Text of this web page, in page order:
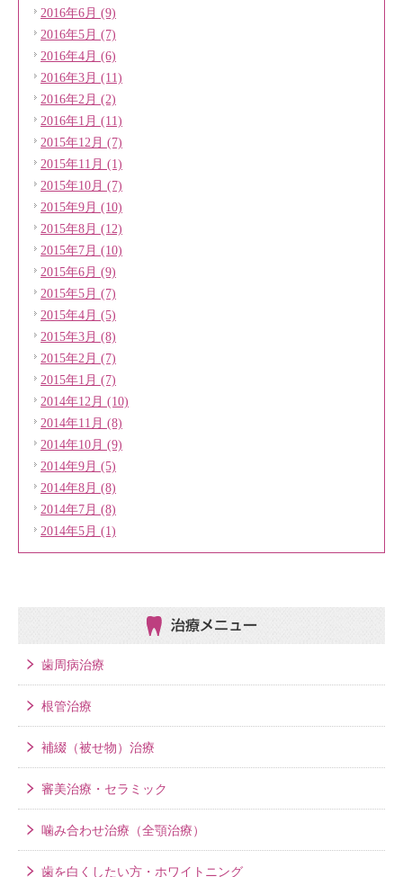
2016年6月 (9)
2016年5月 (7)
2016年4月 (6)
2016年3月 (11)
2016年2月 (2)
2016年1月 (11)
2015年12月 (7)
2015年11月 (1)
2015年10月 (7)
2015年9月 (10)
2015年8月 (12)
2015年7月 (10)
2015年6月 (9)
2015年5月 (7)
2015年4月 (5)
2015年3月 (8)
2015年2月 (7)
2015年1月 (7)
2014年12月 (10)
2014年11月 (8)
2014年10月 (9)
2014年9月 (5)
2014年8月 (8)
2014年7月 (8)
2014年5月 (1)
治療メニュー
歯周病治療
根管治療
補綴（被せ物）治療
審美治療・セラミック
噛み合わせ治療（全顎治療）
歯を白くしたい方・ホワイトニング